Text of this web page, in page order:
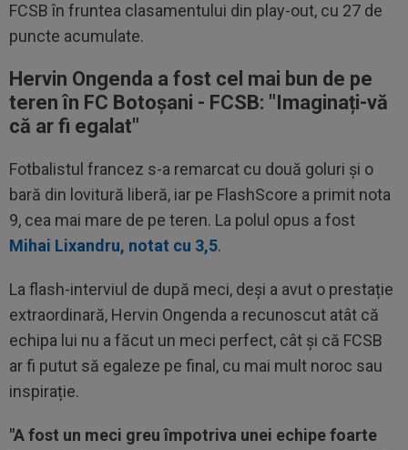
FCSB în fruntea clasamentului din play-out, cu 27 de
puncte acumulate.
Hervin Ongenda a fost cel mai bun de pe
teren în FC Botoșani - FCSB: "Imaginați-vă
că ar fi egalat"
Fotbalistul francez s-a remarcat cu două goluri și o
bară din lovitură liberă, iar pe FlashScore a primit nota
9, cea mai mare de pe teren. La polul opus a fost
Mihai Lixandru, notat cu 3,5.
La flash-interviul de după meci, deși a avut o prestație
extraordinară, Hervin Ongenda a recunoscut atât că
echipa lui nu a făcut un meci perfect, cât și că FCSB
ar fi putut să egaleze pe final, cu mai mult noroc sau
inspirație.
"A fost un meci greu împotriva unei echipe foarte